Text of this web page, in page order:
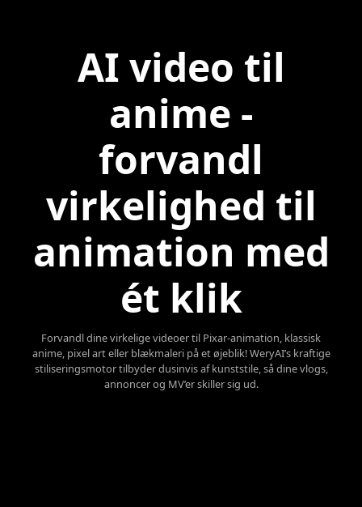
AI video til
anime -
forvandl
virkelighed til
animation med
ét klik
Forvandl dine virkelige videoer til Pixar-animation, klassisk
anime, pixel art eller blækmaleri på et øjeblik! WeryAI’s kraftige
stiliseringsmotor tilbyder dusinvis af kunststile, så dine vlogs,
annoncer og MV’er skiller sig ud.